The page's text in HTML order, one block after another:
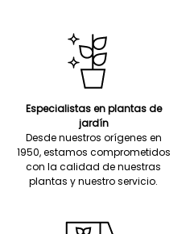
Especialistas en plantas de
jardín
Desde nuestros orígenes en
1950, estamos comprometidos
con la calidad de nuestras
plantas y nuestro servicio.